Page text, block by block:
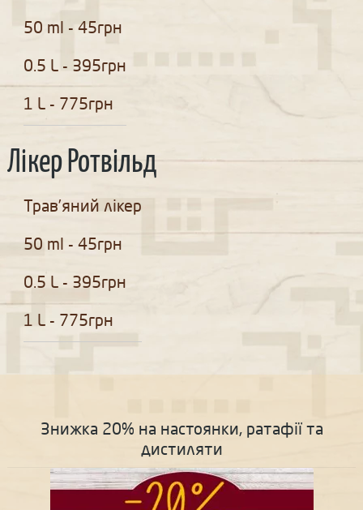
50 ml - 45грн
0.5 L - 395грн
1 L - 775грн
Лікер Ротвільд
Трав’яний лікер
50 ml - 45грн
0.5 L - 395грн
1 L - 775грн
Знижка 20% на настоянки, ратафії та
дистиляти